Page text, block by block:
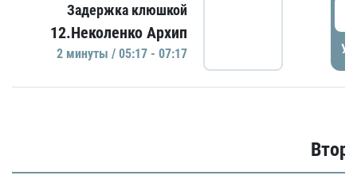
Задержка клюшкой
12.Неколенко Архип
2 минуты / 05:17 - 07:17